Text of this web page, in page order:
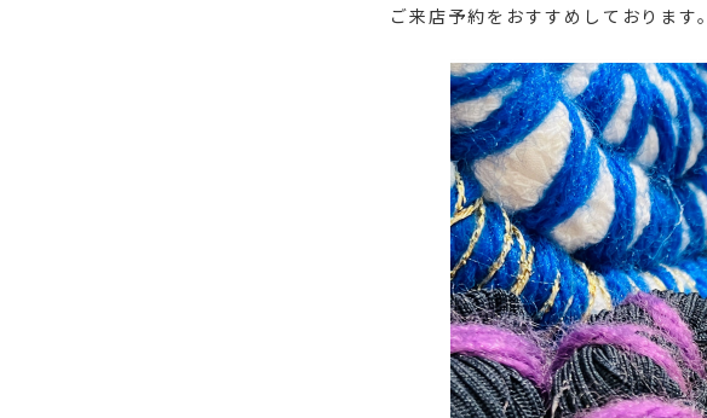
ご来店予約をおすすめしております。